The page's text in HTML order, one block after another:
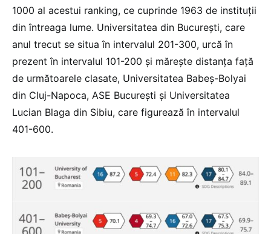
1000 al acestui ranking, ce cuprinde 1963 de instituții
din întreaga lume. Universitatea din București, care
anul trecut se situa în intervalul 201-300, urcă în
prezent în intervalul 101-200 și mărește distanța față
de următoarele clasate, Universitatea Babeș-Bolyai
din Cluj-Napoca, ASE București și Universitatea
Lucian Blaga din Sibiu, care figurează în intervalul
401-600.